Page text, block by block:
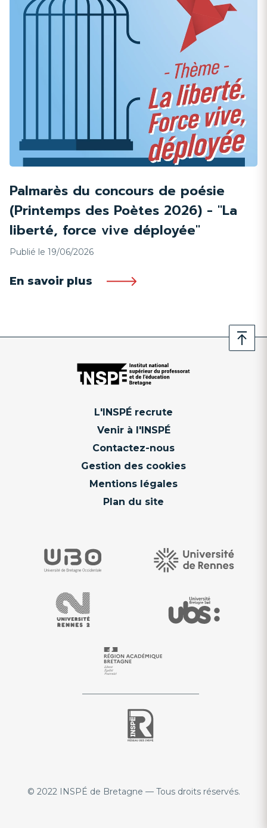
Palmarès du concours de poésie
(Printemps des Poètes 2026) - "La
liberté, force vive déployée"
Publié le 19/06/2026
En savoir plus
L'INSPÉ recrute
Venir à l'INSPÉ
Contactez-nous
Gestion des cookies
Mentions légales
Plan du site
© 2022 INSPÉ de Bretagne — Tous droits réservés.